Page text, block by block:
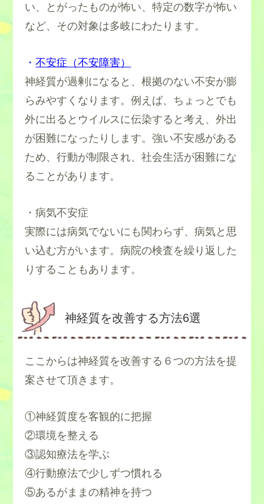
い、とがったものが怖い、特定の数字が怖い
など、その対象は多岐にわたります。
・不安症（不安障害）
神経質が過剰になると、根拠のない不安が膨
らみやすくなります。例えば、ちょっとでも
外に出るとウイルスに伝染すると考え、外出
が困難になったりします。強い不安感がある
ため、行動が制限され、社会生活が困難にな
ることがあります。
・病気不安症
実際には病気でないにも関わらず、病気と思
い込む方がいます。病院の検査を繰り返した
りすることもあります。
神経質を改善する方法6選
ここからは神経質を改善する６つの方法を提
案させて頂きます。
①神経質度を客観的に把握
②環境を整える
③認知療法を学ぶ
④行動療法で少しずつ慣れる
⑤あるがままの精神を持つ